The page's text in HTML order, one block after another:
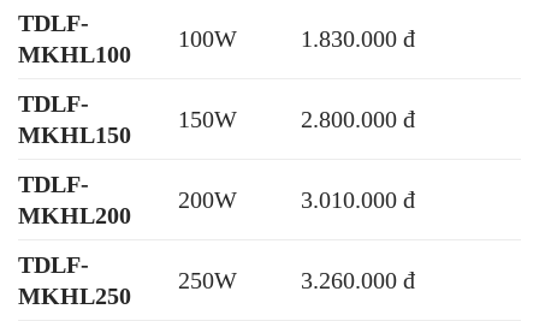
TDLF-
MKHL100
100W 1.830.000 đ
TDLF-
MKHL150
150W 2.800.000 đ
TDLF-
MKHL200
200W 3.010.000 đ
TDLF-
MKHL250
250W 3.260.000 đ